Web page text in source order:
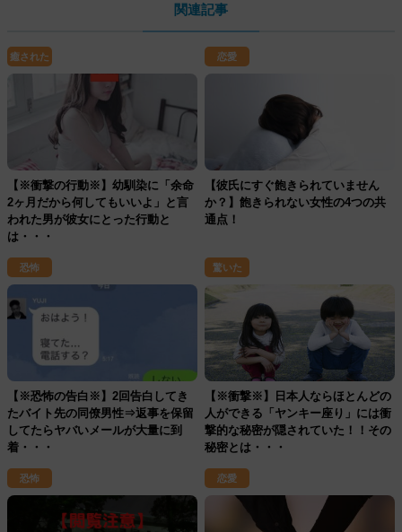
関連記事
癒された
【※衝撃の行動※】幼馴染に「余命
2ヶ月だから何してもいいよ」と言
われた男が彼女にとった行動と
は・・・
恋愛
【彼氏にすぐ飽きられていません
か？】飽きられない女性の4つの共
通点！
恐怖
【※恐怖の告白※】2回告白してき
たバイト先の同僚男性⇒返事を保留
してたらヤバいメールが大量に到
着・・・
驚いた
【※衝撃※】日本人ならほとんどの
人ができる「ヤンキー座り」には衝
撃的な秘密が隠されていた！！その
秘密とは・・・
恐怖 恋愛